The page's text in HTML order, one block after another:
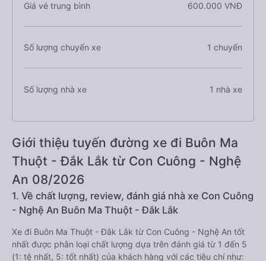
Giá vé trung bình 600.000 VNĐ
Số lượng chuyến xe 1 chuyến
Số lượng nhà xe 1 nhà xe
Giới thiệu tuyến đường xe đi Buôn Ma
Thuột - Đắk Lắk từ Con Cuông - Nghệ
An 08/2026
1. Về chất lượng, review, đánh giá nhà xe Con Cuông
- Nghệ An Buôn Ma Thuột - Đắk Lắk
Xe đi Buôn Ma Thuột - Đắk Lắk từ Con Cuông - Nghệ An tốt
nhất được phân loại chất lượng dựa trên đánh giá từ 1 đến 5
(1: tệ nhất, 5: tốt nhất) của khách hàng với các tiêu chí như: